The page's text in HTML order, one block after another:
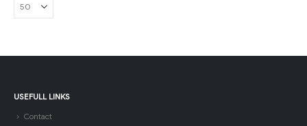
USEFULL LINKS
Contact